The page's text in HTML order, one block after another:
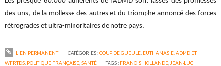
des uns, de la mollesse des autres et du triomphe annoncé des forces
rétrogrades et ultra-minoritaires de notre pays.
LIEN PERMANENT CATÉGORIES :COUP DE GUEULE, EUTHANASIE, ADMD ET
WFRTDS POLITIQUE FRANÇAISE ,SANTÉ TAGS : FRANOIS HOLLANDE JEAN-LUC